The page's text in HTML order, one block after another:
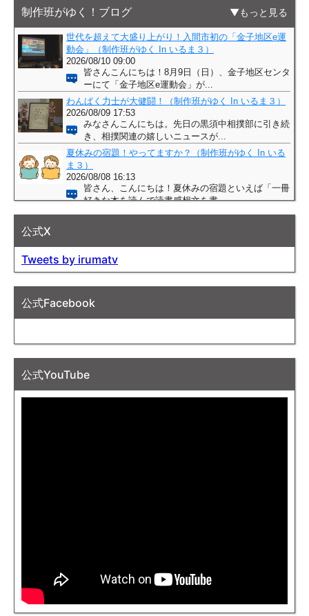
制作班がゆく！ブログ もっと見る
公式X
Tweets by irumatv
公式Facebook
公式YouTube